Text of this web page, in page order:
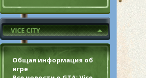
Общая информация об
игре